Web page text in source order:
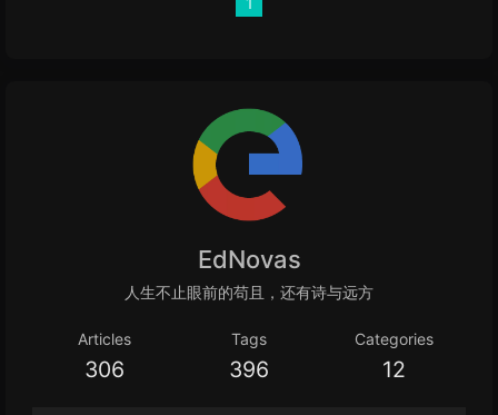
EdNovas
人生不止眼前的苟且，还有诗与远方
Articles
306
Tags
396
Categories
12